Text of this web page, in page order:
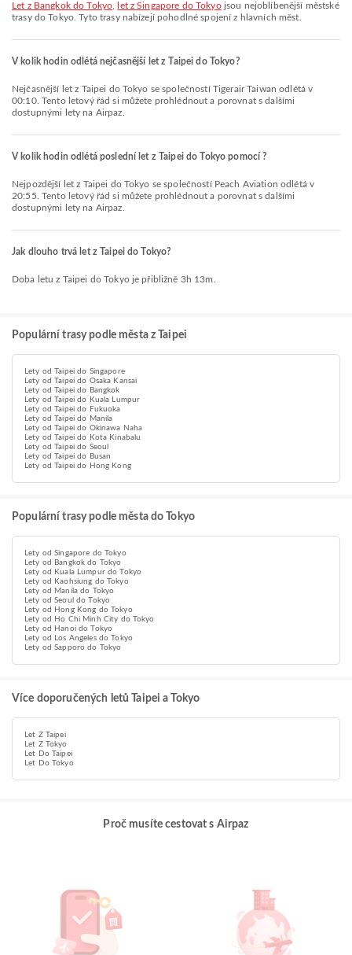
let z Bangkok do Tokyo let z Singapore do Tokyojsou nejoblíbenější městské
trasy do Tokyo. Tyto trasy nabízejí pohodlné spojení z hlavních měst.
V kolik hodin odlétá nejčasnější let z Taipei do Tokyo?
Nejčasnější let z Taipei do Tokyo se společností Tigerair Taiwan odlétá v
00:10. Tento letový řád si můžete prohlédnout a porovnat s dalšími
dostupnými lety na Airpaz.
V kolik hodin odlétá poslední let z Taipei do Tokyo pomocí ?
Nejpozdější let z Taipei do Tokyo se společností Peach Aviation odlétá v
20:55. Tento letový řád si můžete prohlédnout a porovnat s dalšími
dostupnými lety na Airpaz.
Jak dlouho trvá let z Taipei do Tokyo?
Doba letu z Taipei do Tokyo je přibližně 3h 13m.
Populární trasy podle města z Taipei
Lety od Taipei do Singapore
Lety od Taipei do Osaka Kansai
Lety od Taipei do Bangkok
Lety od Taipei do Kuala Lumpur
Lety od Taipei do Fukuoka
Lety od Taipei do Manila
Lety od Taipei do Okinawa Naha
Lety od Taipei do Kota Kinabalu
Lety od Taipei do Seoul
Lety od Taipei do Busan
Lety od Taipei do Hong Kong
Populární trasy podle města do Tokyo
Lety od Singapore do Tokyo
Lety od Bangkok do Tokyo
Lety od Kuala Lumpur do Tokyo
Lety od Kaohsiung do Tokyo
Lety od Manila do Tokyo
Lety od Seoul do Tokyo
Lety od Hong Kong do Tokyo
Lety od Ho Chi Minh City do Tokyo
Lety od Hanoi do Tokyo
Lety od Los Angeles do Tokyo
Lety od Sapporo do Tokyo
Více doporučených letů Taipei a Tokyo
Let Z Taipei
Let Z Tokyo
Let Do Taipei
Let Do Tokyo
Proč musíte cestovat s Airpaz